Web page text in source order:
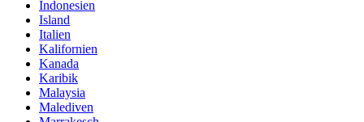
Indonesien
Island
Italien
Kalifornien
Kanada
Karibik
Malaysia
Malediven